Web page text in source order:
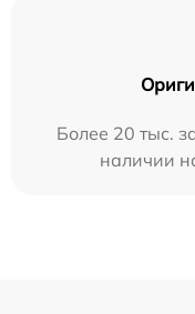
Более 20 тыс.
наличии